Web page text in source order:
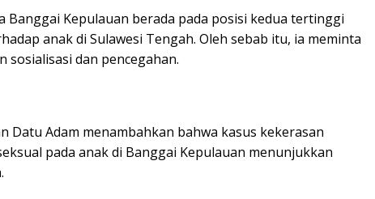
Banggai Kepulauan berada pada posisi kedua tertinggi
anak di Sulawesi Tengah. Oleh sebab itu, ia meminta
sosialisasi dan pencegahan.
Datu Adam menambahkan bahwa kasus kekerasan
pada anak di Banggai Kepulauan menunjukkan